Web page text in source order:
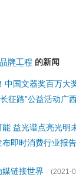
牌工程 的新闻
中国文器奖百万大
征路”公益活动广
能 益光谱点亮光明
即时消费行业报
链接世界 (2021-